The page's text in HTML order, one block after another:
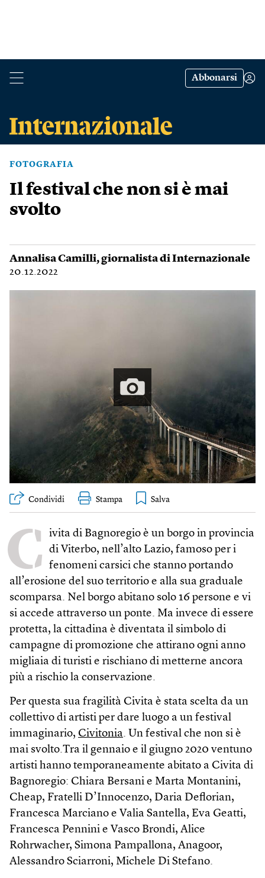
Abbonarsi
FOTOGRAFIA
Il festival che non si è mai
svolto
Annalisa Camilli, giornalista di Internazionale
20.12.2022
Condividi Stampa
C
ivita di Bagnoregio è un borgo in provincia
di Viterbo, nell’alto Lazio, famoso per i
fenomeni carsici che stanno portando
all’erosione del suo territorio e alla sua graduale
scomparsa. Nel borgo abitano solo 16 persone e vi
si accede attraverso un ponte. Ma invece di essere
protetta, la cittadina è diventata il simbolo di
campagne di promozione che attirano ogni anno
migliaia di turisti e rischiano di metterne ancora
più a rischio la conservazione.
Per questa sua fragilità Civita è stata scelta da un
collettivo di artisti per dare luogo a un festival
immaginario, Civitonia. Un festival che non si è
mai svolto.Tra il gennaio e il giugno 2020 ventuno
artisti hanno temporaneamente abitato a Civita di
Bagnoregio: Chiara Bersani e Marta Montanini,
Cheap, Fratelli D’Innocenzo, Daria Deflorian,
Francesca Marciano e Valia Santella, Eva Geatti,
Francesca Pennini e Vasco Brondi, Alice
Rohrwacher, Simona Pampallona, Anagoor,
Alessandro Sciarroni, Michele Di Stefano.